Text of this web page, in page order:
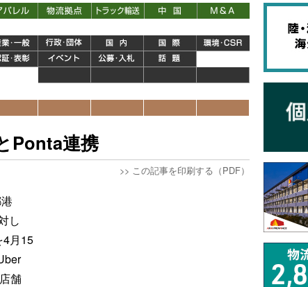
Ponta連携
>> この記事を印刷する（PDF）
し
4月15
舗